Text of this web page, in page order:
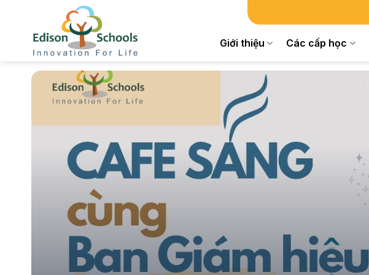
Giới thiệu Các cấp học